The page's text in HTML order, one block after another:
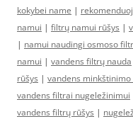
kokybei name |
namui | filtrų namui rūšys |
| namui naudingi osmoso
namui | vandens filtrų nauda
rūšys | vandens
vandens filtrai nugeležinimui
vandens filtrų rūšys |